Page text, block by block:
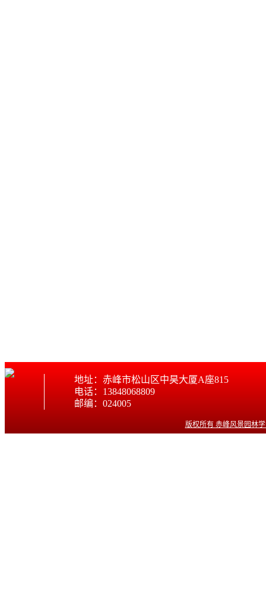
地址：赤峰市松山区中昊大厦A座815
电话：13848068809
邮编：024005
版权所有 赤峰风景园林